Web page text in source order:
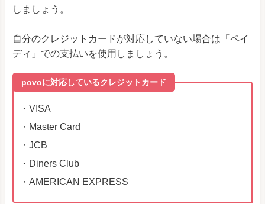
しましょう。
自分のクレジットカードが対応していない場合は「ペイ
ディ」での支払いを使用しましょう。
povoに対応しているクレジットカード
・VISA
・Master Card
・JCB
・Diners Club
・AMERICAN EXPRESS